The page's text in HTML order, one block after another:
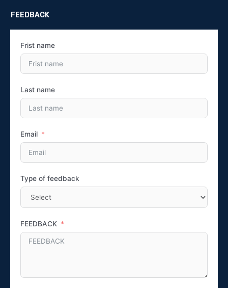
FEEDBACK
Frist name
Last name
Email
Type of feedback
FEEDBACK